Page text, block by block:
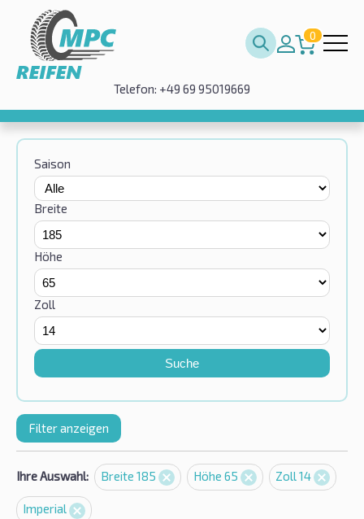
0
Telefon: +49 69 95019669
Saison
Breite
Höhe
Zoll
Suche
Filter anzeigen
Ihre Auswahl: Breite 185 Höhe 65 Zoll 14
Imperial